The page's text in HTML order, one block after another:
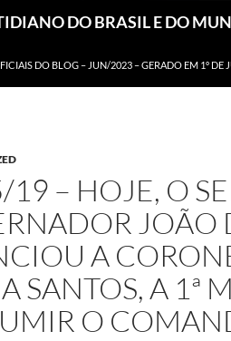
DO BRASIL E DO
DO BLOG – JUN/2023 – GERADO EM 1º
– HOJE, O
JOÃO
A
SANTOS, A 1ª
O